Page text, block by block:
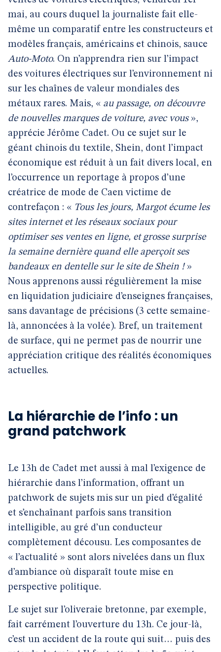
mai, au cours duquel la journaliste fait elle-
même un comparatif entre les constructeurs et
modèles français, américains et chinois, sauce
Auto-Moto. On n’apprendra rien sur l’impact
des voitures électriques sur l’environnement ni
sur les chaînes de valeur mondiales des
métaux rares. Mais, « au passage, on découvre
de nouvelles marques de voiture, avec vous»,
apprécie Jérôme Cadet. Ou ce sujet sur le
géant chinois du textile, Shein, dont l’impact
économique est réduit à un fait divers local, en
l’occurrence un reportage à propos d’une
créatrice de mode de Caen victime de
contrefaçon : « Tous les jours, Margot écume les
sites internet et les réseaux sociaux pour
optimiser ses ventes en ligne, et grosse surprise
la semaine dernière quand elle aperçoit ses
bandeaux en dentelle sur le site de Shein !»
Nous apprenons aussi régulièrement la mise
en liquidation judiciaire d’enseignes françaises,
sans davantage de précisions (3 cette semaine-
là, annoncées à la volée). Bref, un traitement
de surface, qui ne permet pas de nourrir une
appréciation critique des réalités économiques
actuelles.
La hiérarchie de l’info : un
grand patchwork
Le 13h de Cadet met aussi à mal l’exigence de
hiérarchie dans l’information, offrant un
patchwork de sujets mis sur un pied d’égalité
et s’enchaînant parfois sans transition
intelligible, au gré d’un conducteur
complètement décousu. Les composantes de
« l’actualité » sont alors nivelées dans un flux
d’ambiance où disparaît toute mise en
perspective politique.
Le sujet sur l’oliveraie bretonne, par exemple,
fait carrément l’ouverture du 13h. Ce jour-là,
c’est un accident de la route qui suit… puis des